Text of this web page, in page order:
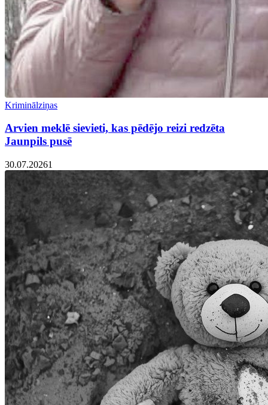
Kriminālziņas
Arvien meklē sievieti, kas pēdējo reizi redzēta
Jaunpils pusē
30.07.20261